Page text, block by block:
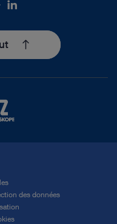
LinkedIn
des données